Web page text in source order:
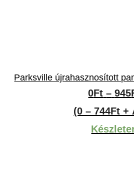
Parksville újrahasznosított
0Ft – 945
(0 – 744Ft +